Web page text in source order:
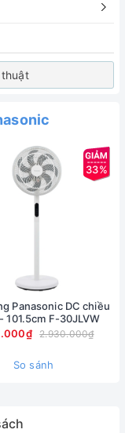
33%
Panasonic DC chiều
101.5cm F-30JLVW
2.930.000₫
So sánh